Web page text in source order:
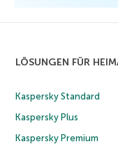
LÖSUNGEN FÜR
Kaspersky Standard
Kaspersky Plus
Kaspersky Premium